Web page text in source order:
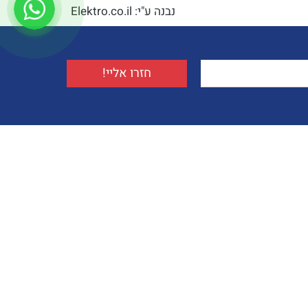
נבנה ע"י: Elektro.co.il